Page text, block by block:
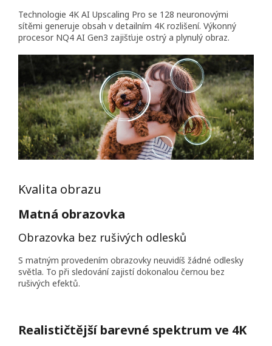
Technologie 4K AI Upscaling Pro se 128 neuronovými
sítěmi generuje obsah v detailním 4K rozlišení. Výkonný
procesor NQ4 AI Gen3 zajišťuje ostrý a plynulý obraz.
Kvalita obrazu
Matná obrazovka
Obrazovka bez rušivých odlesků
S matným provedením obrazovky neuvidíš žádné odlesky
světla. To při sledování zajistí dokonalou černou bez
rušivých efektů.
Realističtější barevné spektrum ve 4K